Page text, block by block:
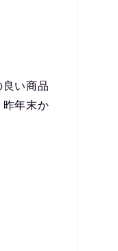
い商品
年末か